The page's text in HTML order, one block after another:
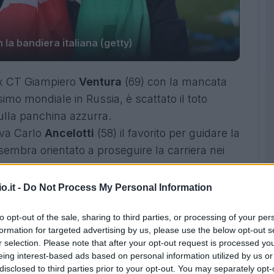
- Do Not Process My Personal Information
opt-out of the sale, sharing to third parties, or processing of your
for targeted advertising by us, please use the below opt-out
selection. Please note that after your opt-out request is processed
interest-based ads based on personal information utilized by us
to third parties prior to your opt-out. You may separately
la bandiera italiana (getty)
CT Giampiero Ventura (69) con la mancata
mondiale in Russia, è scattato il toto
panchina azzurra.
Carlo Ancelotti (58) il favorito per guidare la
orientato a proseguire la carriera nei
vissute nel Real Madrid e nel Bayern
l'eredità di Ventura non mancano, e tra
che attualmente è il tecnico delloZenit
russo.
con tanto di4 validi motivi che andremo
incentrato sul tecnico di